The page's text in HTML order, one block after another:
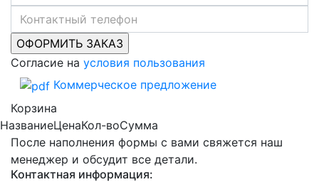
Согласие на условия пользования
Коммерческое предложение
Корзина
НазваниеЦенаКол-воСумма
После наполнения формы с вами свяжется наш
менеджер и обсудит все детали.
Контактная информация: